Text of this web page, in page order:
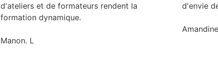
d'ateliers et de formateurs rendent la
formation dynamique.
Manon. L
d'envie